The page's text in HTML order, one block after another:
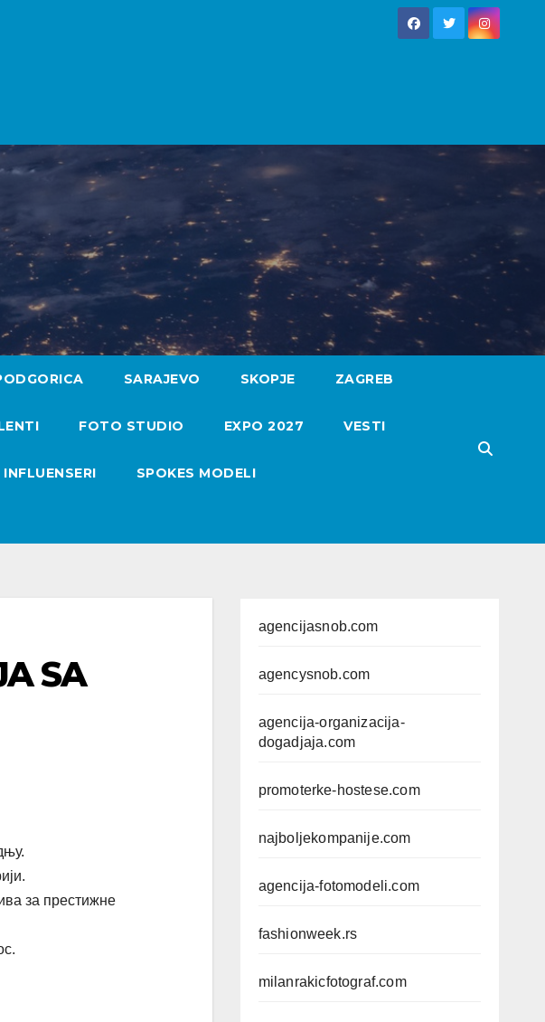
SARAJEVO SKOPJE ZAGREB
FOTO STUDIO EXPO 2027 VESTI
INFLUENSERI SPOKES MODELI
SA
за престижне
agencijasnob.com
agencysnob.com
agencija-organizacija-
dogadjaja.com
promoterke-hostese.com
najboljekompanije.com
agencija-fotomodeli.com
fashionweek.rs
milanrakicfotograf.com